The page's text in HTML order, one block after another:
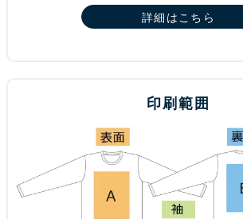
詳細はこちら
印刷範囲